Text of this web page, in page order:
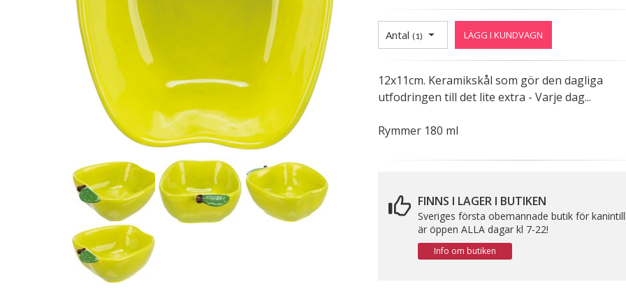
Antal (1) LÄGG I KUNDVAGN
12x11cm. Keramikskål som gör den dagliga
utfodringen till det lite extra - Varje dag...
Rymmer 180 ml
FINNS I LAGER I BUTIKEN
Sveriges första obemannade butik för
är öppen ALLA dagar kl 7-22!
Info om butiken